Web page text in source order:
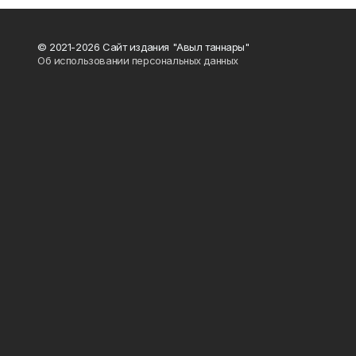
© 2021-2026 Сайт издания "Авыл таннары"
Об использовании персональных данных